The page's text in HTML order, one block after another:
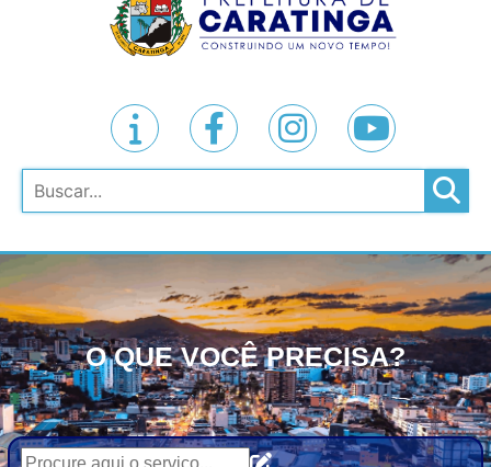
Pesquisar
O QUE VOCÊ PRECISA?